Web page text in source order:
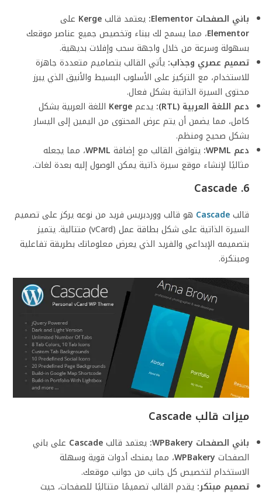
باني الصفحات Elementor: يعتمد قالبKerge على
Elementor، مما يسمح لك ببناء وتخصيص جميع عناصر موقعك
بسهولة وسرعة من خلال واجهة سحب وإفلات بديهية.
تصميم عصري وجذاب: يأتي القالب بتصاميم متعددة جاهزة
للاستخدام، مع التركيز على الأسلوب البسيط والأنيق الذي يبرز
محتوى السيرة الذاتية بشكل فعال.
دعم اللغة العربية (RTL):
يدعمKerge اللغة العربية بشكل
كامل، مما يضمن أن يتم عرض المحتوى من اليمين إلى اليسار
بشكل صحيح ومنظم.
دعم WPML:
يتوافق القالب مع إضافة WPML، مما يجعله
مثاليًا لإنشاء موقع سيرة ذاتية يمكن الوصول إليه بعدة لغات.
6. Cascade
قالبCascade هو قالب ووردبريس فريد من نوعه يركز على تصميم
السيرة الذاتية على شكل بطاقة عمل (vCard) متتالية. يتميز
بتصميمه الإبداعي والفريد الذي يعرض معلوماتك بطريقة تفاعلية
ومبتكرة.
ميزات قالب Cascade
باني الصفحات WPBakery: يعتمد قالبCascade على باني
الصفحاتWPBakery، مما يمنحك أدوات قوية وسهلة
الاستخدام لتخصيص كل جانب من جوانب موقعك.
تصميم مبتكر: يقدم القالب تصميمًا متتاليًا للصفحات، حيث